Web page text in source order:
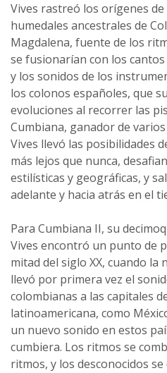
Vives rastreó los orígenes
humedales ancestrales de
Magdalena, fuente de los
se fusionarían con los
y los sonidos de los
los colonos españoles, que
evoluciones al recorrer las
Cumbiana, ganador de
Vives llevó las posibilidades
más lejos que nunca,
estilísticas y geográficas, y
adelante y hacia atrás en el
Para Cumbiana II, su
Vives encontró un punto de
mitad del siglo XX, cuando la
llevó por primera vez el
colombianas a las capitales
latinoamericana, como
un nuevo sonido en estos
cumbiera. Los ritmos se
ritmos, y los desconocidos